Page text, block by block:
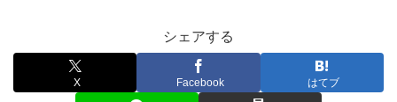
シェアする
X Facebook はてブ